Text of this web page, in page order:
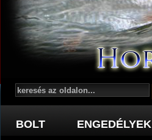
BOLT ENGEDÉLYEK